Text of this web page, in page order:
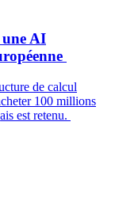
AI
de calcul
100 millions
est retenu.